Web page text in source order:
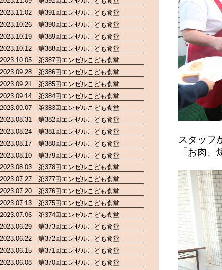
スタッフ
「お肉、
2023.11.02 第391回エンゼルこども食堂
2023.10.26 第390回エンゼルこども食堂
2023.10.19 第389回エンゼルこども食堂
2023.10.12 第388回エンゼルこども食堂
2023.10.05 第387回エンゼルこども食堂
2023.09.28 第386回エンゼルこども食堂
2023.09.21 第385回エンゼルこども食堂
2023.09.14 第384回エンゼルこども食堂
2023.09.07 第383回エンゼルこども食堂
2023.08.31 第382回エンゼルこども食堂
2023.08.24 第381回エンゼルこども食堂
2023.08.17 第380回エンゼルこども食堂
2023.08.10 第379回エンゼルこども食堂
2023.08.03 第378回エンゼルこども食堂
2023.07.27 第377回エンゼルこども食堂
2023.07.20 第376回エンゼルこども食堂
2023.07.13 第375回エンゼルこども食堂
2023.07.06 第374回エンゼルこども食堂
2023.06.29 第373回エンゼルこども食堂
2023.06.22 第372回エンゼルこども食堂
2023.06.15 第371回エンゼルこども食堂
2023.06.08 第370回エンゼルこども食堂